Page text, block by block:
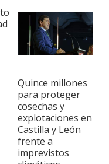
Quince millones
para proteger
cosechas y
explotaciones en
Castilla y León
frente a
imprevistos